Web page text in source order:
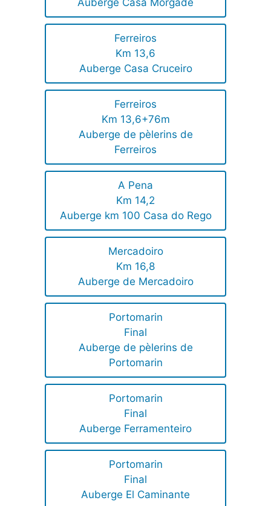
Ferreiros
Km 13,6
Auberge Casa Cruceiro
Ferreiros
Km 13,6+76m
Auberge de pèlerins de
Ferreiros
A Pena
Km 14,2
Auberge km 100 Casa do Rego
Mercadoiro
Km 16,8
Auberge de Mercadoiro
Portomarin
Final
Auberge de pèlerins de
Portomarin
Portomarin
Final
Auberge Ferramenteiro
Portomarin
Final
Auberge El Caminante